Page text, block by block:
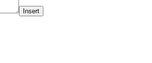
Insert